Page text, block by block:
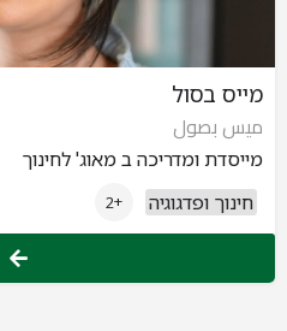
מייס בסול
ميس بصول
מייסדת ומדריכה ב מאוג' לחינוך
חינוך ופדגוגיה
+2